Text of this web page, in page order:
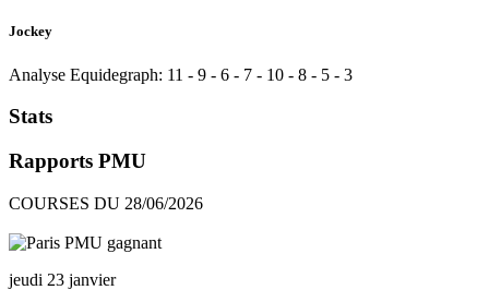
Jockey
Analyse Equidegraph: 11 - 9 - 6 - 7 - 10 - 8 - 5 - 3
Stats
Rapports PMU
COURSES DU 28/06/2026
jeudi 23 janvier